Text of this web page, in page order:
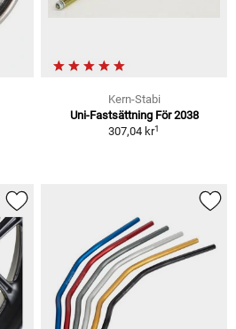
Kern-Stabi
Uni-Fastsättning För 2038
307,04 kr1